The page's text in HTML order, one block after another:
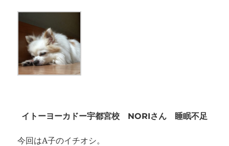
イトーヨーカドー宇都宮校 NORIさん 睡眠不足
今回はA子のイチオシ。